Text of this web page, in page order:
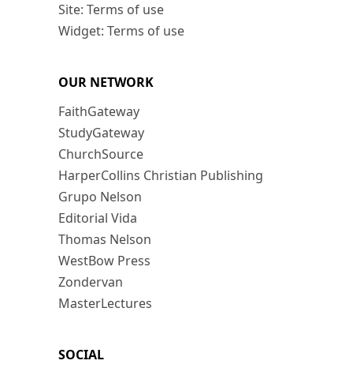
Site: Terms of use
Widget: Terms of use
OUR NETWORK
FaithGateway
StudyGateway
ChurchSource
HarperCollins Christian Publishing
Grupo Nelson
Editorial Vida
Thomas Nelson
WestBow Press
Zondervan
MasterLectures
SOCIAL